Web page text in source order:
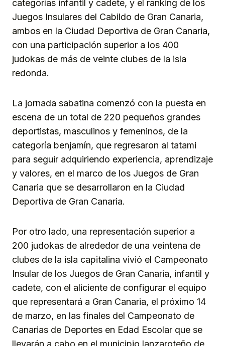
categorías infantil y cadete, y el ranking de los
Juegos Insulares del Cabildo de Gran Canaria,
ambos en la Ciudad Deportiva de Gran Canaria,
con una participación superior a los 400
judokas de más de veinte clubes de la isla
redonda.
La jornada sabatina comenzó con la puesta en
escena de un total de 220 pequeños grandes
deportistas, masculinos y femeninos, de la
categoría benjamín, que regresaron al tatami
para seguir adquiriendo experiencia, aprendizaje
y valores, en el marco de los Juegos de Gran
Canaria que se desarrollaron en la Ciudad
Deportiva de Gran Canaria.
Por otro lado, una representación superior a
200 judokas de alrededor de una veintena de
clubes de la isla capitalina vivió el Campeonato
Insular de los Juegos de Gran Canaria, infantil y
cadete, con el aliciente de configurar el equipo
que representará a Gran Canaria, el próximo 14
de marzo, en las finales del Campeonato de
Canarias de Deportes en Edad Escolar que se
llevarán a cabo en el municipio lanzaroteño de